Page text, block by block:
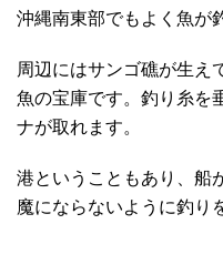
沖縄南東部でもよく魚が
周辺にはサンゴ礁が生え
魚の宝庫です。釣り糸を
ナが取れます。
港ということもあり、船
魔にならないように釣り